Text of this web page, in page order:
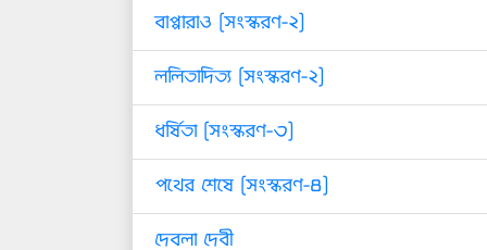
বাপ্পারাও [সংস্করণ-২]
ললিতাদিত্য [সংস্করণ-২]
ধর্ষিতা [সংস্করণ-৩]
পথের শেষে [সংস্করণ-৪]
দেবলা দেবী